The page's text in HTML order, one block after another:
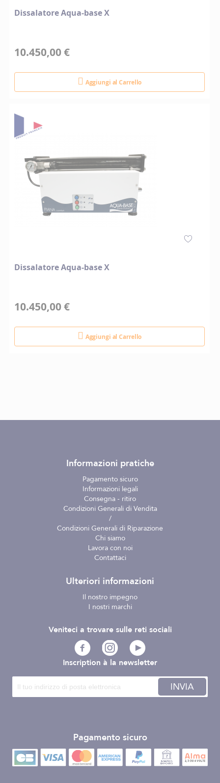
Dissalatore Aqua-base X
10.450,00 €
Aggiungi al Carrello
Dissalatore Aqua-base X
10.450,00 €
Aggiungi al Carrello
Informazioni pratiche
Pagamento sicuro
Informazioni legali
Consegna - ritiro
Condizioni Generali di Vendita
/
Condizioni Generali di Riparazione
Chi siamo
Lavora con noi
Contattaci
Ulteriori informazioni
Il nostro impegno
I nostri marchi
Inscription à la newsletter
INVIA
Pagamento sicuro
Veniteci a trovare sulle reti sociali